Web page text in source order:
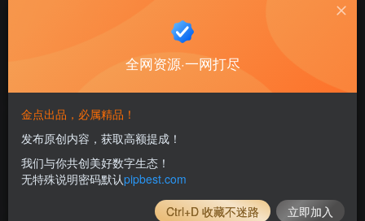
3DMMORPG端游【星尘传说灭世版】
最新整理单机一键即玩服务端_WIN系
服务端_PC客户端_GM工具_详细搭建
游戏源码
3DQ萌MMORPG端游【海盗王OL新
春贺岁版】最新整理单机一键即玩服务
端_WIN系半手工服务端_PC客户端
_GM指令_详细搭建教程
游戏源码
全网资源·一网打尽
金点出品，必属精品！
发布原创内容，获取高额提成！
我们与你共创美好数字生态！
无特殊说明密码默认pipbest.com
Ctrl+D 收藏不迷路 立即加入